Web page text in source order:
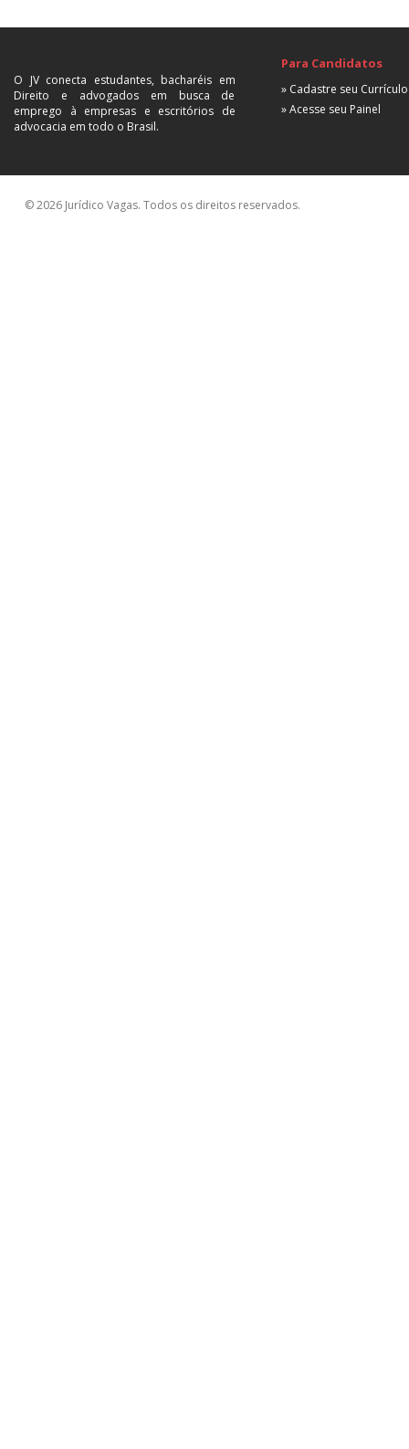
O JV conecta estudantes, bacharéis em
Direito e advogados em busca de
emprego à empresas e escritórios de
advocacia em todo o Brasil.
Para Candidatos
» Cadastre seu Currículo
» Acesse seu Painel
© 2026 Jurídico Vagas. Todos os direitos reservados.